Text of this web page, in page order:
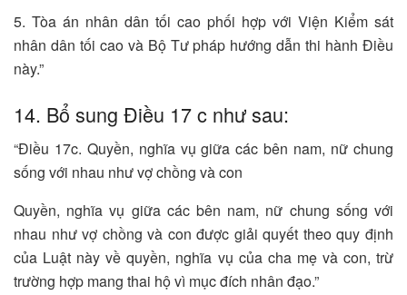
5. Tòa án nhân dân tối cao phối hợp với Viện Kiểm sát
nhân dân tối cao và Bộ Tư pháp hướng dẫn thi hành Điều
này.”
14. Bổ sung Điều 17 c như sau:
“Điều 17c. Quyền, nghĩa vụ giữa các bên nam, nữ chung
sống với nhau như vợ chồng và con
Quyền, nghĩa vụ giữa các bên nam, nữ chung sống với
nhau như vợ chồng và con được giải quyết theo quy định
của Luật này về quyền, nghĩa vụ của cha mẹ và con, trừ
trường hợp mang thai hộ vì mục đích nhân đạo.”